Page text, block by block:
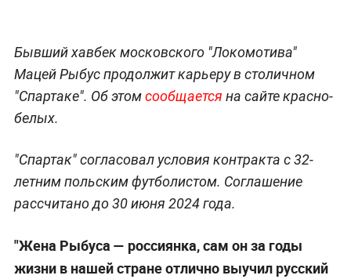
Бывший хавбек московского "Локомотива"
Мацей Рыбус продолжит карьеру в столичном
"Спартаке". Об этомсообщается на сайте красно-
белых.
"Спартак" согласовал условия контракта с 32-
летним польским футболистом. Соглашение
рассчитано до 30 июня 2024 года.
"Жена Рыбуса — россиянка, сам он за годы
жизни в нашей стране отлично выучил русский